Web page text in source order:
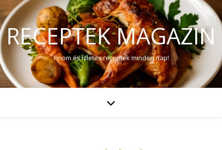
RECEPTEK MAGAZIN
Finom és ízletes receptek minden nap!